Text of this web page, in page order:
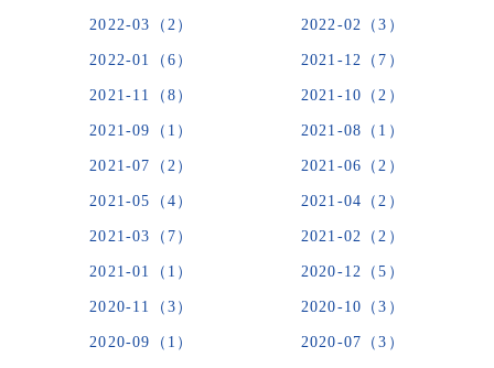
2022-03（2） 2022-02（3）
2022-01（6） 2021-12（7）
2021-11（8） 2021-10（2）
2021-09（1） 2021-08（1）
2021-07（2） 2021-06（2）
2021-05（4） 2021-04（2）
2021-03（7） 2021-02（2）
2021-01（1） 2020-12（5）
2020-11（3） 2020-10（3）
2020-09（1） 2020-07（3）